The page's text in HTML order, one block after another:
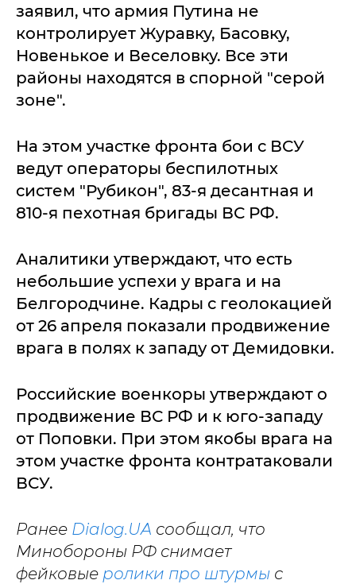
заявил, что армия Путина не
контролирует Журавку, Басовку,
Новенькое и Веселовку. Все эти
районы находятся в спорной "серой
зоне".
На этом участке фронта бои с ВСУ
ведут операторы беспилотных
систем "Рубикон", 83-я десантная и
810-я пехотная бригады ВС РФ.
Аналитики утверждают, что есть
небольшие успехи у врага и на
Белгородчине. Кадры с геолокацией
от 26 апреля показали продвижение
врага в полях к западу от Демидовки.
Российские военкоры утверждают о
продвижение ВС РФ и к юго-западу
от Поповки. При этом якобы врага на
этом участке фронта контратаковали
ВСУ.
Ранее Dialog.UA сообщал, что
Минобороны РФ снимает
фейковые ролики про штурмы с